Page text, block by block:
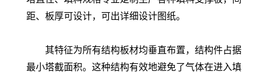
距、板厚可设计，可出详细设计图纸。
其特征为所有结构板材均垂直布置，结构件占据
最小塔截面积。这种结构有效地避免了气体在进入填